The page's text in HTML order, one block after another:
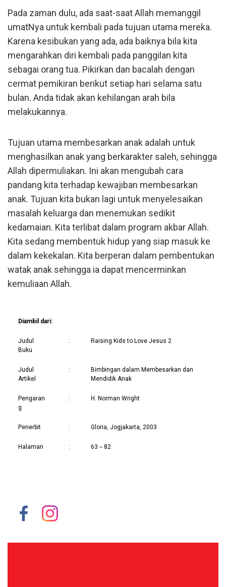
Pada zaman dulu, ada saat-saat Allah memanggil
umatNya untuk kembali pada tujuan utama mereka.
Karena kesibukan yang ada, ada baiknya bila kita
mengarahkan diri kembali pada panggilan kita
sebagai orang tua. Pikirkan dan bacalah dengan
cermat pemikiran berikut setiap hari selama satu
bulan. Anda tidak akan kehilangan arah bila
melakukannya.
Tujuan utama membesarkan anak adalah untuk
menghasilkan anak yang berkarakter saleh, sehingga
Allah dipermuliakan. Ini akan mengubah cara
pandang kita terhadap kewajiban membesarkan
anak. Tujuan kita bukan lagi untuk menyelesaikan
masalah keluarga dan menemukan sedikit
kedamaian. Kita terlibat dalam program akbar Allah.
Kita sedang membentuk hidup yang siap masuk ke
dalam kekekalan. Kita berperan dalam pembentukan
watak anak sehingga ia dapat mencerminkan
kemuliaan Allah.
Diambil dari:
Judul
Buku
: Raising Kids to Love Jesus 2
Judul
Artikel
:
Bimbingan dalam Membesarkan dan
Mendidik Anak
Pengaran
g
: H. Norman Wright
Penerbit : Gloria, Jogjakarta, 2003
Halaman : 63 -- 82